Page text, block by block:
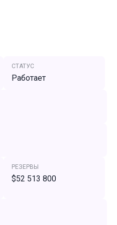
СТАТУС
Работает
РЕЗЕРВЫ
$52 513 800